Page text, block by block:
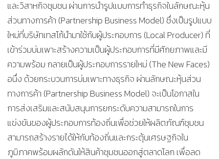
และวิสาหกิจชุมชน ผ่านการนำรูปแบบการทำธุรกิจในลักษณะหุ้น
ส่วนทางการค้า (Partnership Business Model) ซึ่งเป็นรูปแบบ
ใหม่ที่บริษัทเทสโก้นำมาใช้กับผู้ประกอบการ (Local Producer) ที่
เข้าร่วมบ่มเพาะสร้างความเป็นผู้ประกอบการที่มีศักยภาพและมี
ความพร้อม กลายเป็นผู้ประกอบการรายใหม่ (The New Faces)
อนึ่ง ด้วยกระบวนการบ่มเพาะทางธุรกิจ ผ่านลักษณะหุ้นส่วน
ทางการค้า (Partnership Business Model) จะเป็นโอกาสใน
การส่งเสริมและสนับสนุนการยกระดับความสามารถในการ
แข่งขันของผู้ประกอบการท้องถิ่นเพื่อช่วยให้ผลิตภัณฑ์ชุมชน
สามารถสร้างรายได้ให้กับท้องถิ่นและกระตุ้นเศรษฐกิจใน
ภูมิภาคพร้อมผลักดันให้สินค้าชุมชนออกสู่ตลาดโลก เพื่อลด